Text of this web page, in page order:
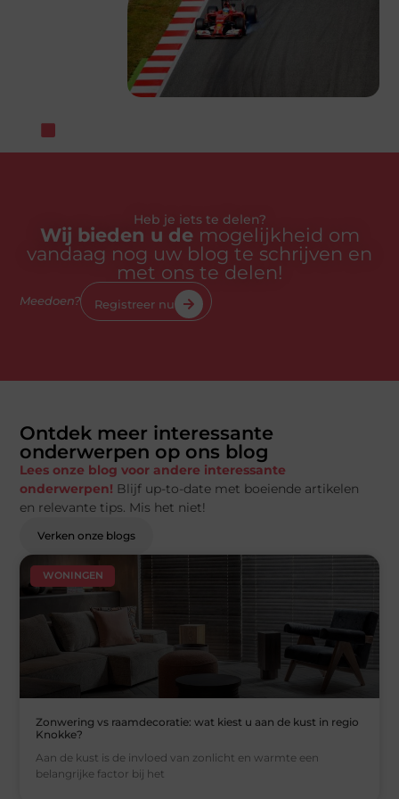
Heb je iets te delen?
Wij bieden u demogelijkheid om
vandaag nog uw blog te schrijven en
met ons te delen!
Meedoen? Registreer nu
Ontdek meer interessante
onderwerpen op ons blog
Lees onze blog voor andere interessante
onderwerpen! Blijf up-to-date met boeiende artikelen
en relevante tips. Mis het niet!
Verken onze blogs
WONINGEN
Zonwering vs raamdecoratie: wat kiest u aan de kust in regio
Knokke?
Aan de kust is de invloed van zonlicht en warmte een
belangrijke factor bij het